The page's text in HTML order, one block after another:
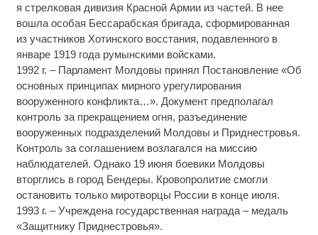
я стрелковая дивизия Красной Армии из частей. В нее
вошла особая Бессарабская бригада, сформированная
из участников Хотинского восстания, подавленного в
январе 1919 года румынскими войсками.
1992 г. – Парламент Молдовы принял Постановление «Об
основных принципах мирного урегулирования
вооруженного конфликта…». Документ предполагал
контроль за прекращением огня, разъединение
вооруженных подразделений Молдовы и Приднестровья.
Контроль за соглашением возлагался на миссию
наблюдателей. Однако 19 июня боевики Молдовы
вторглись в город Бендеры. Кровопролитие смогли
остановить только миротворцы России в конце июля.
1993 г. – Учреждена государственная награда – медаль
«Защитнику Приднестровья».